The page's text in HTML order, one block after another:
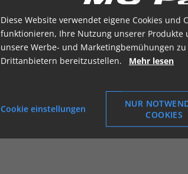
Artikelnummer: 111152
Diese Website verwendet eigene Cookies und
funktionieren, Ihre Nutzung unserer Produkte
unsere Werbe- und Marketingbemühungen
Drittanbietern bereitzustellen. Mehr lesen
Cookie einstellungen
NUR
COOKIES